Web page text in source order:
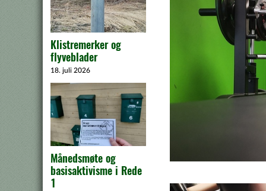
Klistremerker og
flyveblader
18. juli 2026
Månedsmøte og
basisaktivisme i Rede
1